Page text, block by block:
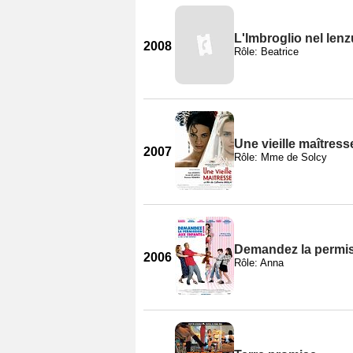
2008
L'Imbroglio nel
Rôle: Beatrice
2007
Une vieille
Rôle: Mme de Solcy
2006
Demandez la
Rôle: Anna